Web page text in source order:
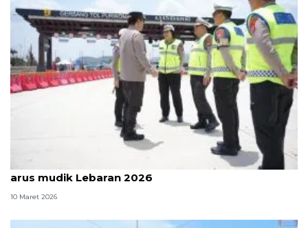
Polda DIY cek kesiapan Tol Purwomartani jelang
arus mudik Lebaran 2026
10 Maret 2026